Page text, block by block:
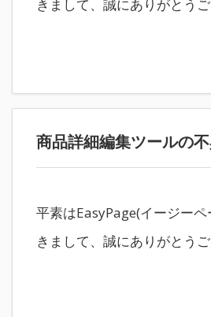
きまして、誠にありがとうご
商品詳細編集ツールの
平素はEasyPage(イージー
きまして、誠にありがとうご